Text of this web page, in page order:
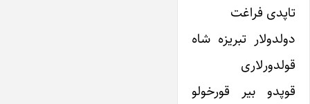
تاپدی فراغت
دولدولار تبریزه شاه
قولدورلاری
قوپدو بیر قورخولو